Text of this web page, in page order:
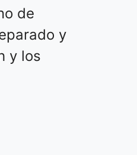
de
y
y los